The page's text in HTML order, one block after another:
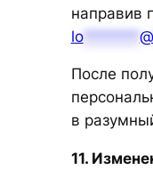
направив
lo******* @
После
в
11.